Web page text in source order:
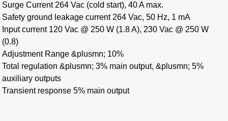
Surge Current 264 Vac (cold start), 40 A max.
Safety ground leakage current 264 Vac, 50 Hz, 1 mA
Input current 120 Vac @ 250 W (1.8 A), 230 Vac @ 250 W
(0.8)
Adjustment Range &plusmn; 10%
Total regulation &plusmn; 3% main output, &plusmn; 5%
auxiliary outputs
Transient response 5% main output